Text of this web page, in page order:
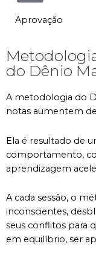
Aprovação
do Dênio
A metodologia do
notas aumentem
Ela é resultado de
comportamento,
aprendizagem
A cada sessão, o
inconscientes,
seus conflitos para
em equilíbrio, ser